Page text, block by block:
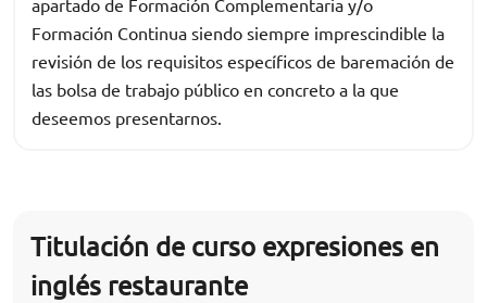
apartado de Formación Complementaria y/o
Formación Continua siendo siempre imprescindible la
revisión de los requisitos específicos de baremación de
las bolsa de trabajo público en concreto a la que
deseemos presentarnos.
Titulación de curso expresiones en
inglés restaurante